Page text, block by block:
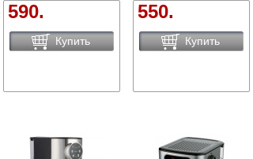
590.
Купить
550.
Купить